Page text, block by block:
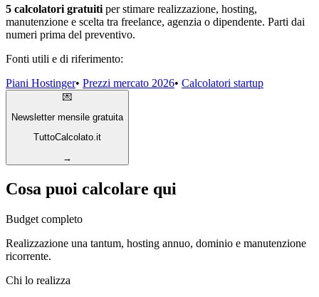
5 calcolatori gratuiti per stimare realizzazione, hosting,
manutenzione e scelta tra freelance, agenzia o dipendente. Parti dai
numeri prima del preventivo.
Fonti utili e di riferimento:
Piani Hostinger• Prezzi mercato 2026• Calcolatori startup
💌
Newsletter mensile gratuita
TuttoCalcolato.it
→
Cosa puoi calcolare qui
Budget completo
Realizzazione una tantum, hosting annuo, dominio e manutenzione
ricorrente.
Chi lo realizza